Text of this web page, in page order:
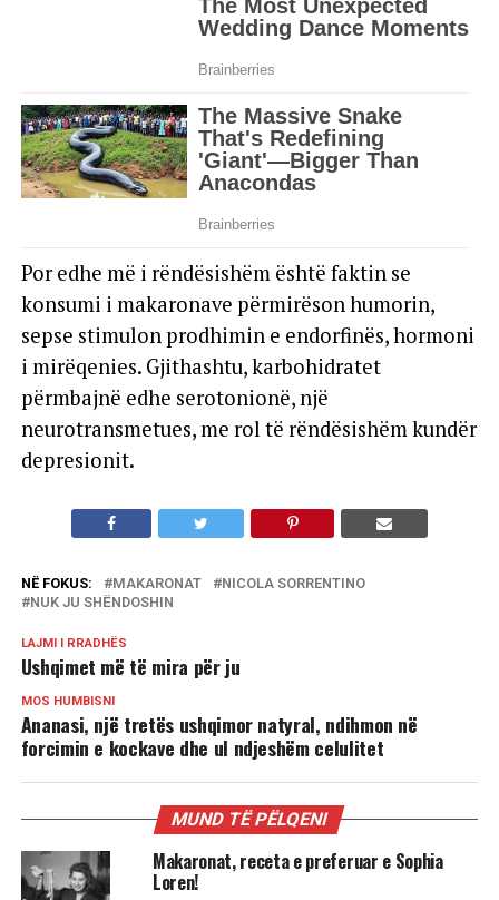
Por edhe më i rëndësishëm është faktin se
konsumi i makaronave përmirëson humorin,
sepse stimulon prodhimin e endorfinës, hormoni
i mirëqenies. Gjithashtu, karbohidratet
përmbajnë edhe serotonionë, një
neurotransmetues, me rol të rëndësishëm kundër
depresionit.
NË FOKUS: MAKARONAT
NICOLA SORRENTINO
NUK JU SHËNDOSHIN
LAJMI I RRADHËS
Ushqimet më të mira për ju
MOS HUMBISNI
Ananasi, një tretës ushqimor natyral, ndihmon në
forcimin e kockave dhe ul ndjeshëm celulitet
MUND TË PËLQENI
Makaronat, receta e preferuar e Sophia
Loren!